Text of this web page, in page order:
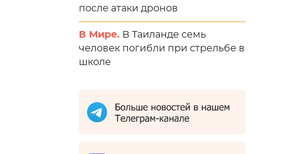
после атаки дронов
В Мире. В Таиланде семь
человек погибли при стрельбе в
школе